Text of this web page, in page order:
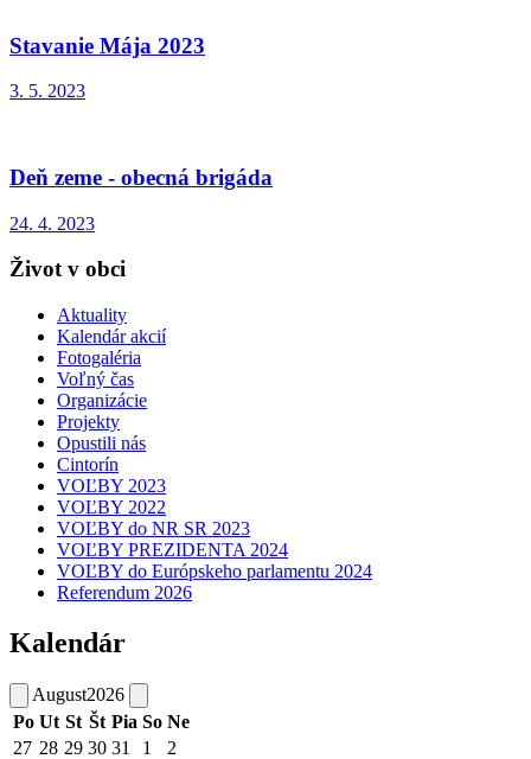
Stavanie Mája 2023
3. 5. 2023
Deň zeme - obecná brigáda
24. 4. 2023
Život v obci
Aktuality
Kalendár akcií
Fotogaléria
Voľný čas
Organizácie
Projekty
Opustili nás
Cintorín
VOĽBY 2023
VOĽBY 2022
VOĽBY do NR SR 2023
VOĽBY PREZIDENTA 2024
VOĽBY do Európskeho parlamentu 2024
Referendum 2026
Kalendár
August2026
Po Ut St Št Pia So Ne
27 28 29 30 31 1
2